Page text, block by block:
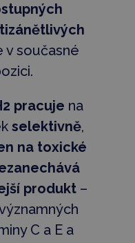
v současné
pracuje na
selektivně,
na toxické
produkt–
C a E a